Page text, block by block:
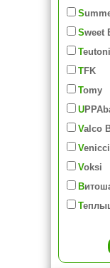
Sweet
TFK
Tomy
Valco
Venicci
Voksi